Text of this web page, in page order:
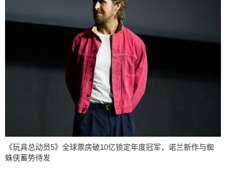
《玩具总动员5》全球票房破10亿锁定年度冠军，诺兰新作与蜘
蛛侠蓄势待发